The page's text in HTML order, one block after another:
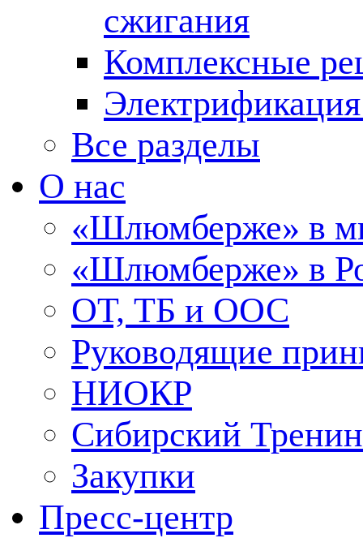
сжигания
Комплексные
Все разделы
О нас
«Шлюмберже» в
«Шлюмберже» в
ОТ, ТБ и ООС
Руководящие
НИОКР
Сибирский
Закупки
Пресс-центр